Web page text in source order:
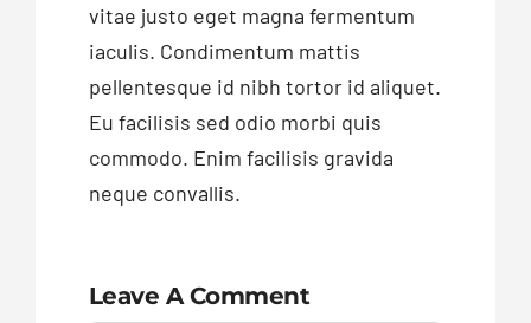
vitae justo eget magna fermentum
iaculis. Condimentum mattis
pellentesque id nibh tortor id aliquet.
Eu facilisis sed odio morbi quis
commodo. Enim facilisis gravida
neque convallis.
Leave A Comment